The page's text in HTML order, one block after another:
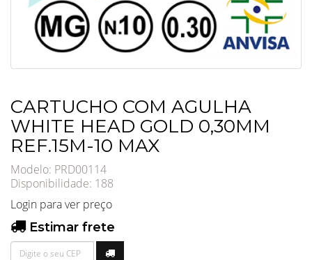
CARTUCHO COM AGULHA
WHITE HEAD GOLD 0,30MM
REF.15M-10 MAX
Modelo: PRD00114
Disponibilidade: 188
Login para ver preço
Estimar frete